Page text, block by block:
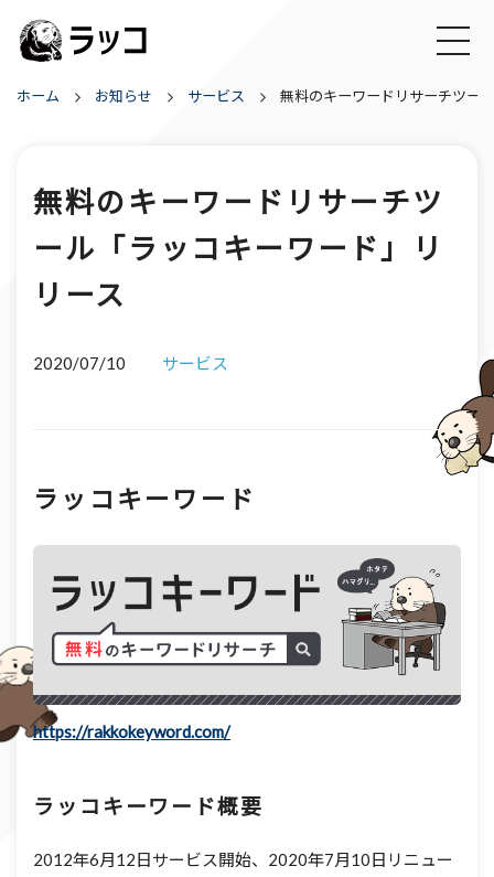
ホーム お知らせ サービス 無料のキーワードリサーチツー
無料のキーワードリサーチツ
ール「ラッコキーワード」リ
リース
2020/07/10 サービス
ラッコキーワード
https://rakkokeyword.com/
ラッコキーワード概要
2012年6月12日サービス開始、2020年7月10日リニュー